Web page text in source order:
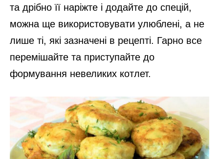
та дрібно її наріжте і додайте до спецій,
можна ще використовувати улюблені, а не
лише ті, які зазначені в рецепті. Гарно все
перемішайте та приступайте до
формування невеликих котлет.